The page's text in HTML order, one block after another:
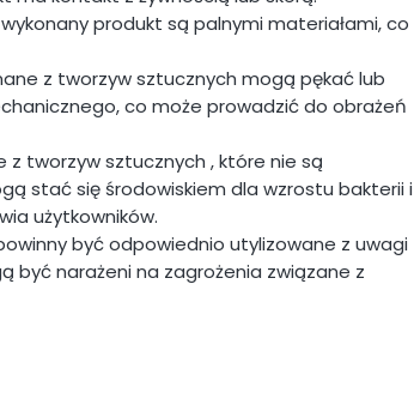
produkt są palnymi materiałami, co
z tworzyw sztucznych mogą pękać lub
co może prowadzić do obrażeń
z tworzyw sztucznych , które nie są
stać się środowiskiem dla wzrostu bakterii i
użytkowników.
być odpowiednio utylizowane z uwagi
być narażeni na zagrożenia związane z